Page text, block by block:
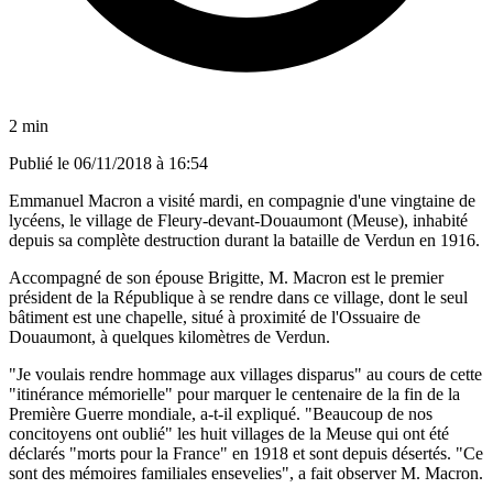
2 min
Publié le 06/11/2018 à 16:54
Emmanuel Macron a visité mardi, en compagnie d'une vingtaine de
lycéens, le village de Fleury-devant-Douaumont (Meuse), inhabité
depuis sa complète destruction durant la bataille de Verdun en 1916.
Accompagné de son épouse Brigitte, M. Macron est le premier
président de la République à se rendre dans ce village, dont le seul
bâtiment est une chapelle, situé à proximité de l'Ossuaire de
Douaumont, à quelques kilomètres de Verdun.
"Je voulais rendre hommage aux villages disparus" au cours de cette
"itinérance mémorielle" pour marquer le centenaire de la fin de la
Première Guerre mondiale, a-t-il expliqué. "Beaucoup de nos
concitoyens ont oublié" les huit villages de la Meuse qui ont été
déclarés "morts pour la France" en 1918 et sont depuis désertés. "Ce
sont des mémoires familiales ensevelies", a fait observer M. Macron.